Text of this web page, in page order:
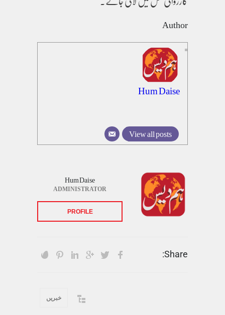
Author
Hum Daise
View all posts
Hum Daise
ADMINISTRATOR
PROFILE
Share:
خبریں